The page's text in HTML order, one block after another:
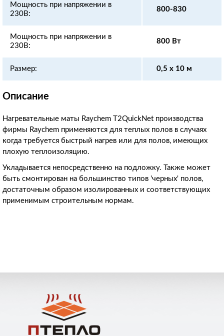
Мощность при напряжении в
230В:
800-830
Мощность при напряжении в
230В:
800 Вт
Размер: 0,5 x 10 м
Описание
Нагревательные маты Raychem T2QuickNet производства
фирмы Raychem применяются для теплых полов в случаях
когда требуется быстрый нагрев или для полов, имеющих
плохую теплоизоляцию.
Укладывается непосредственно на подложку. Также может
быть смонтирован на большинство типов 'черных' полов,
достаточным образом изолированных и соответствующих
применимым строительным нормам.